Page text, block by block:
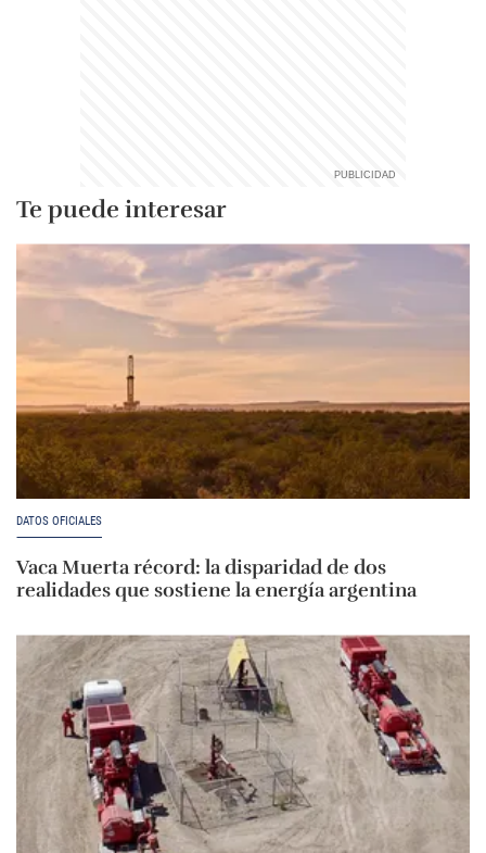
Te puede interesar
DATOS OFICIALES
Vaca Muerta récord: la disparidad de dos
realidades que sostiene la energía argentina